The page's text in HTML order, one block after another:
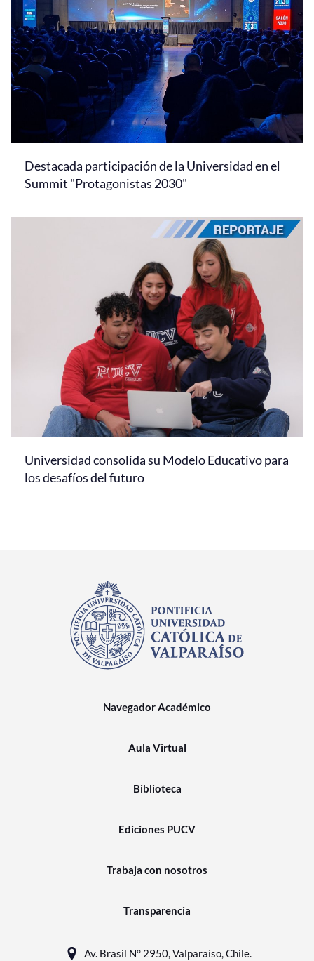
Destacada participación de la Universidad en el
Summit "Protagonistas 2030"
Universidad consolida su Modelo Educativo para
los desafíos del futuro
Navegador Académico
Aula Virtual
Biblioteca
Ediciones PUCV
Trabaja con nosotros
Transparencia
Av. Brasil N° 2950, Valparaíso, Chile.